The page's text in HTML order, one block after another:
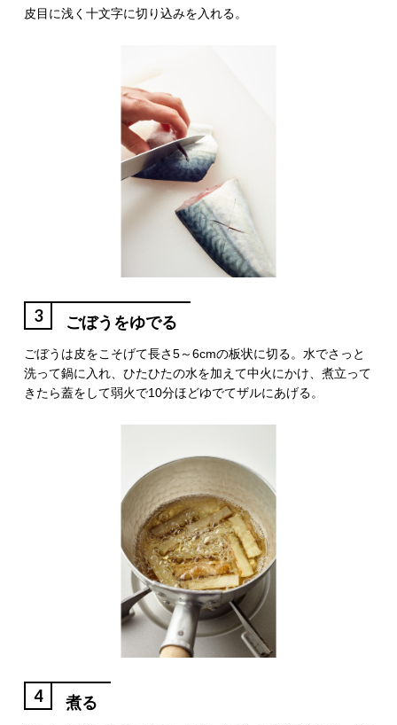
皮目に浅く十文字に切り込みを入れる。
3 ごぼうをゆでる
ごぼうは皮をこそげて長さ5～6cmの板状に切る。水でさっと
洗って鍋に入れ、ひたひたの水を加えて中火にかけ、煮立って
きたら蓋をして弱火で10分ほどゆでてザルにあげる。
4 煮る